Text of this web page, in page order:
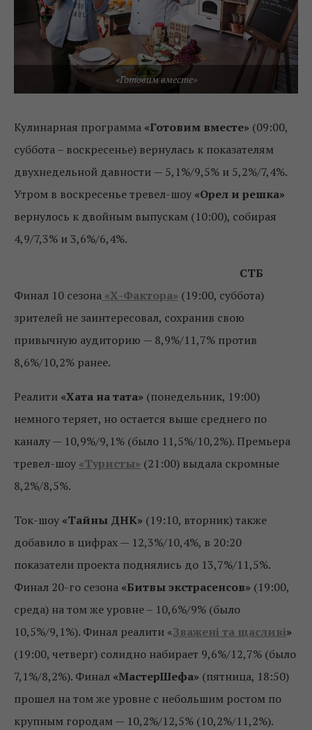
«Готовим вместе»
Кулинарная программа «Готовим вместе» (09:00,
суббота – воскресенье) вернулась к показателям
двухнедельной давности — 5,1%/9,5% и 5,2%/7,4%.
Утром в воскресенье тревел-шоу «Орел и решка»
вернулось к двойным выпускам (10:00), собирая
4,9/7,3% и 3,6%/6,4%.
СТБ
Финал 10 сезона «Х-Фактора» (19:00, суббота)
зрителей не заинтересовал, сохранив свою
привычную аудиторию — 8,9%/11,7% против
8,6%/10,2% ранее.
Реалити «Хата на тата» (понедельник, 19:00)
немного теряет, но остается выше среднего по
каналу — 10,9%/9,1% (было 11,5%/10,2%). Премьера
тревел-шоу «Туристы» (21:00) выдала скромные
8,2%/8,5%.
Ток-шоу «Тайны ДНК» (19:10, вторник) также
добавило в цифрах — 12,3%/10,4%, в 20:20
показатели проекта поднялись до 13,7%/11,5%.
Финал 20-го сезона «Битвы экстрасенсов» (19:00,
среда) на том же уровне – 10,6%/9% (было
10,5%/9,1%). Финал реалити «Зважені та щасливі»
(19:00, четверг) солидно набирает 9,6%/12,7% (было
7,1%/8,2%). Финал «МастерШефа» (пятница, 18:50)
прошел на том же уровне с небольшим ростом по
крупным городам — 10,2%/12,5% (10,2%/11,2%).